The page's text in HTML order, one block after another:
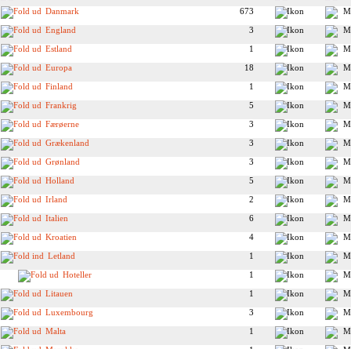
Danmark
673
England
3
Estland
1
Europa
18
Finland
1
Frankrig
5
Færøerne
3
Grækenland
3
Grønland
3
Holland
5
Irland
2
Italien
6
Kroatien
4
Letland
1
Hoteller
1
Litauen
1
Luxembourg
3
Malta
1